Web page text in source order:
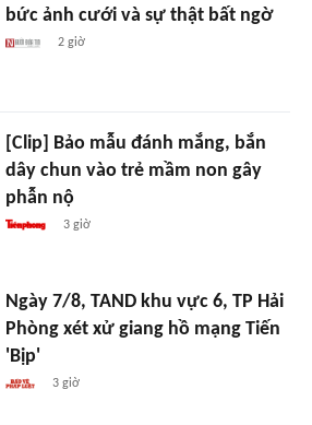
bức ảnh cưới và sự thật bất ngờ
2 giờ
[Clip] Bảo mẫu đánh mắng, bắn
dây chun vào trẻ mầm non gây
phẫn nộ
3 giờ
Ngày 7/8, TAND khu vực 6, TP Hải
Phòng xét xử giang hồ mạng Tiến
'Bịp'
3 giờ